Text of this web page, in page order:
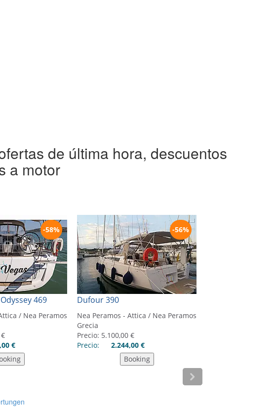
de última hora, descuentos
a motor